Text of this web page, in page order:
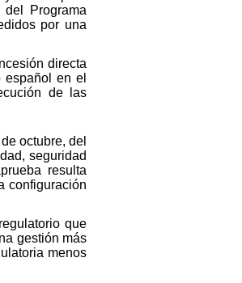
Programa
por una
directa
en el
de las
octubre, del
seguridad
resulta
configuración
que
gestión más
menos